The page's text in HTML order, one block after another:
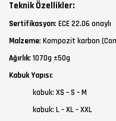
Teknik Özellikler:
Sertifikasyon: ECE 22.06 onaylı
Malzeme: Kompozit karbon
Ağırlık: 1070g ±50g
Kabuk Yapısı:
kabuk: XS – S – M
kabuk: L – XL – XXL